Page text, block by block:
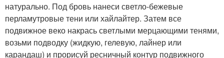
натурально. Под бровь нанеси светло-бежевые
перламутровые тени или хайлайтер. Затем все
подвижное веко накрась светлыми мерцающими тенями,
возьми подводку (жидкую, гелевую, лайнер или
карандаш) и прорисуй ресничный контур подвижного